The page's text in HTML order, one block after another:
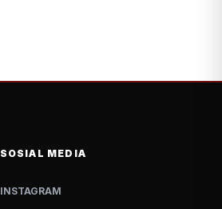
SOSIAL MEDIA
INSTAGRAM